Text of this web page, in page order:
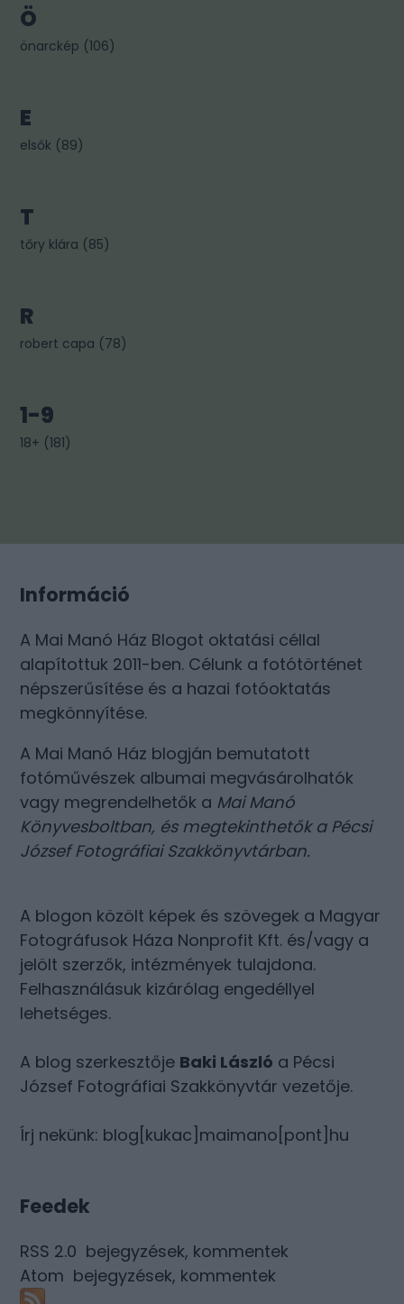
Ö
önarckép (106)
E
elsők (89)
T
tőry klára (85)
R
robert capa (78)
1-9
18+ (181)
Információ
A Mai Manó Ház Blogot oktatási céllal
alapítottuk 2011-ben. Célunk a fotótörténet
népszerűsítése és a hazai fotóoktatás
megkönnyítése.
A Mai Manó Ház blogján bemutatott
fotóművészek albumai megvásárolhatók
vagy megrendelhetők a Mai Manó
Könyvesboltban, és megtekinthetők a Pécsi
József Fotográfiai Szakkönyvtárban.
A blogon közölt képek és szövegek a Magyar
Fotográfusok Háza Nonprofit Kft. és/vagy a
jelölt szerzők, intézmények tulajdona.
Felhasználásuk kizárólag engedéllyel
lehetséges.
A blog szerkesztője Baki László a Pécsi
József Fotográfiai Szakkönyvtár vezetője.
Írj nekünk: blog[kukac]maimano[pont]hu
Feedek
RSS 2.0 bejegyzések, kommentek
Atom bejegyzések, kommentek